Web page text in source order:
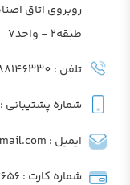
طبقه2 - واحد7
تلفن : 88146330 - 88146323
شماره پشتیبانی : 09905283471
ایمیل : tahlildadehins@gmail.com
شماره کارت : 6104338929232656